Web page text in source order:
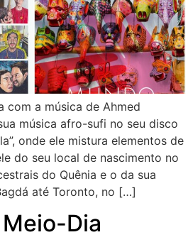
com a música de Ahmed
música afro-sufi no seu disco
onde ele mistura elementos de
do seu local de nascimento no
do Quênia e o da sua
até Toronto, no […]
Dia